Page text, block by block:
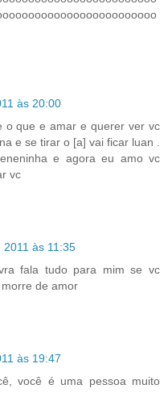
às 20:00
o que e amar e querer ver vc
e se tirar o [a] vai ficar luan .
e agora eu amo vc
vc
às 11:35
fala tudo para mim se vc
de amor
às 19:47
você é uma pessoa muito